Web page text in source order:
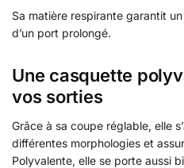
Sa matière respirante garantit
d’un port prolongé.
Une casquette
vos sorties
Grâce à sa coupe réglable, elle
différentes morphologies et
Polyvalente, elle se porte aussi